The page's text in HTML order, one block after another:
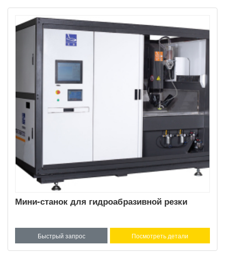
Мини-станок для гидроабразивной резки
Быстрый запрос Посмотреть детали